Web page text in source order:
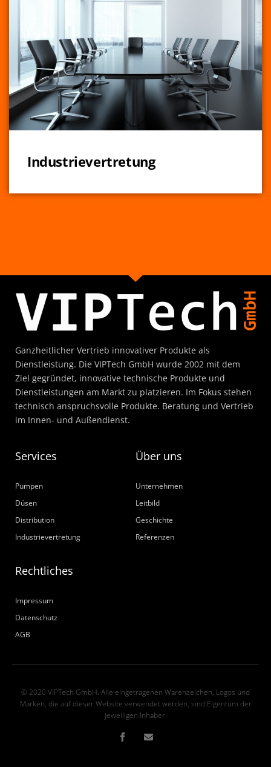
Industrievertretung
Ganzheitlicher Vertrieb innovativer Produkte als
Dienstleistung. Die VIPTech GmbH wurde 2002 mit dem
Ziel gegründet, innovative technische Produkte und
Dienstleistungen am Markt zu platzieren. Im Fokus stehen
technisch anspruchsvolle Produkte. Beratung und Vertrieb
im Innen- und Außendienst.
Services
Pumpen
Düsen
Distribution
Industrievertretung
Über uns
Unternehmen
Leitbild
Geschichte
Referenzen
Rechtliches
Impressum
Datenschutz
AGB
© 2020 VIPTech GmbH. Alle eingetragenen Warenzeichen, Logos und
Marken, die auf dieser Website verwendet werden, sind Eigentum der
jeweiligen Inhaber.